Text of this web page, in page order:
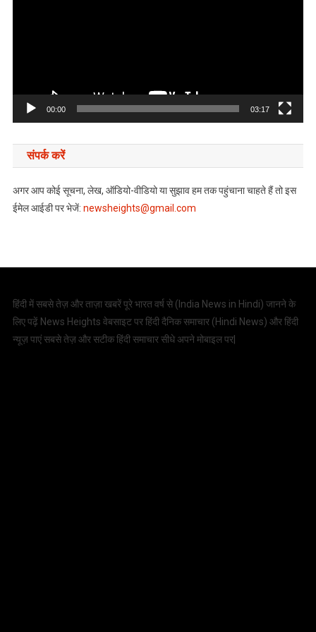
00:00 03:17
संपर्क करें
अगर आप कोई सूचना, लेख, ऑडियो-वीडियो या सुझाव हम तक पहुंचाना चाहते हैं तो इस
ईमेल आईडी पर भेजें: newsheights@gmail.com
हिंदी में सबसे तेज़ और ताज़ा खबरें पूरे भारत वर्ष से ( India News in Hindi) जानने के
लिए पढ़ें News Heights वेबसाइट पर हिंदी दैनिक समाचार (Hindi News) और हिंदी
न्यूज़ पाएं सबसे तेज़ और सटीक हिंदी समाचार सीधे अपने मोबाइल पर|